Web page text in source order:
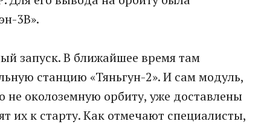
3В».
запуск. В ближайшее время там
станцию «Тяньгун-2». И сам модуль,
не околоземную орбиту, уже доставлены
их к старту. Как отмечают специалисты,